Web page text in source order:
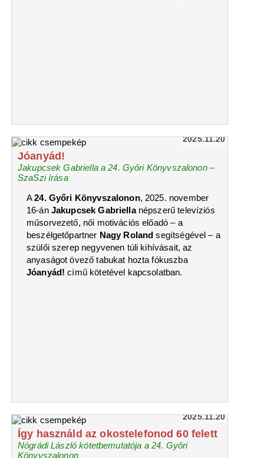
2025.11.20
Jóanyád!
Jakupcsek Gabriella a 24. Győri Könyvszalonon –
SzaSzi írása
A24. Győri Könyvszalonon, 2025. november
16-ánJakupcsek Gabriellanépszerű televíziós
műsorvezető, női motivációs előadó – a
beszélgetőpartner Nagy Rolandsegítségével – a
szülői szerep negyvenen túli kihívásait, az
anyaságot övező tabukat hozta fókuszba
Jóanyád! című kötetével kapcsolatban.
2025.11.20
Így használd az okostelefonod 60 felett
Nógrádi László kötetbemutatója a 24. Győri
Könyvszalonon